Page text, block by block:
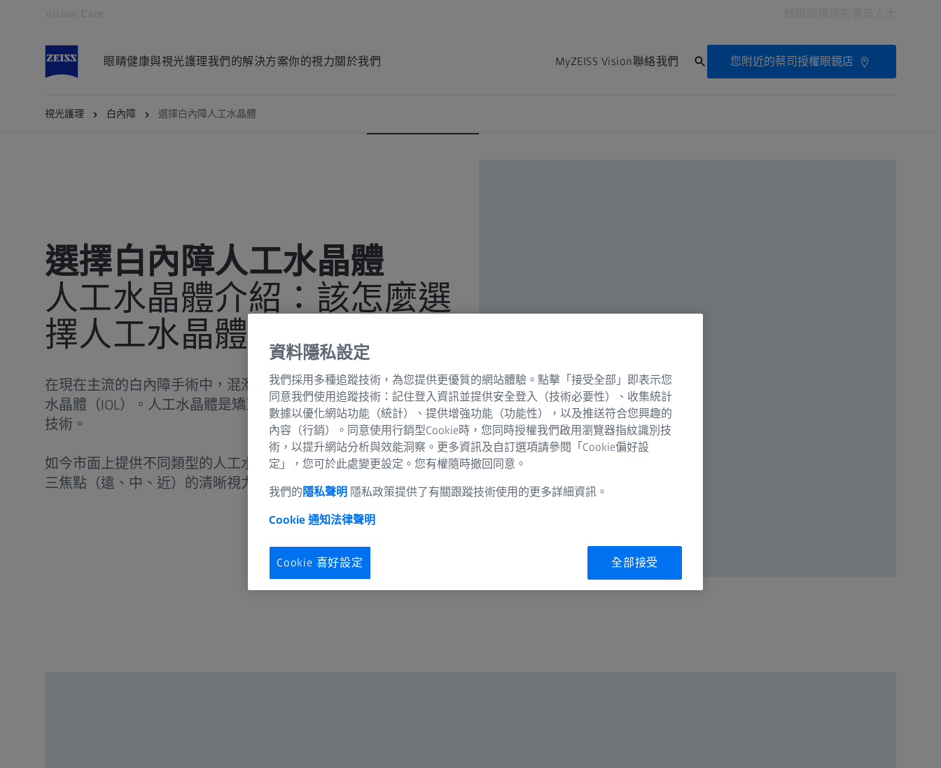
眼睛健康與視光護理我們的解決方案你的視力關於我們 MyZEISS Vision聯絡我們 您附近的蔡司授權眼鏡店
視光護理 白內障 選擇白內障人工水晶體
什麼是白內障？ 成因與風險因素
選擇白內障人工水晶體
人工水晶體介紹：該怎麼選
擇人工水晶體？
在現在主流的白內障手術中，混濁的晶體會被移除，並置換為人工
水晶體（IOL）。人工水晶體是矯正視力與提升視覺品質的高度創新
技術。
如今市面上提供不同類型的人工水晶體，可實現單焦點、長焦段或
三焦點（遠、中、近）的清晰視力：
資料隱私設定
我們採用多種追蹤技術，為您提供更優質的網站體驗。點擊「接受全部」即表示您
同意我們使用追蹤技術：記住登入資訊並提供安全登入（技術必要性）、收集統計
數據以優化網站功能（統計）、提供增強功能（功能性），以及推送符合您興趣的
內容（行銷）。同意使用行銷型Cookie時，您同時授權我們啟用瀏覽器指紋識別技
術，以提升網站分析與效能洞察。更多資訊及自訂選項請參閱「Cookie偏好設
定」，您可於此處變更設定。您有權隨時撤回同意。
我們的 隱私聲明 隱私政策提供了有關跟蹤技術使用的更多詳細資訊。
Cookie 通知法律聲明
Cookie 喜好設定 全部接受